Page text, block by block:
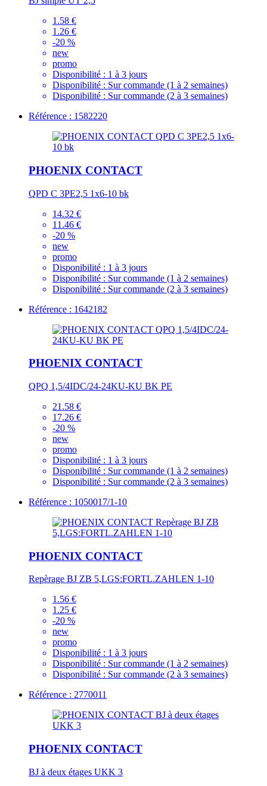
1.58 €
1.26 €
-20 %
new
promo
Disponibilité : 1 à 3 jours
Disponibilité : Sur commande (1 à 2 semaines)
Disponibilité : Sur commande (2 à 3 semaines)
Référence : 1582220
PHOENIX CONTACT
QPD C 3PE2,5 1x6-10 bk
14.32 €
11.46 €
-20 %
new
promo
Disponibilité : 1 à 3 jours
Disponibilité : Sur commande (1 à 2 semaines)
Disponibilité : Sur commande (2 à 3 semaines)
Référence : 1642182
PHOENIX CONTACT
QPQ 1,5/4IDC/24-24KU-KU BK PE
21.58 €
17.26 €
-20 %
new
promo
Disponibilité : 1 à 3 jours
Disponibilité : Sur commande (1 à 2 semaines)
Disponibilité : Sur commande (2 à 3 semaines)
Référence : 1050017/1-10
PHOENIX CONTACT
Repèrage BJ ZB 5,LGS:FORTL.ZAHLEN 1-10
1.56 €
1.25 €
-20 %
new
promo
Disponibilité : 1 à 3 jours
Disponibilité : Sur commande (1 à 2 semaines)
Disponibilité : Sur commande (2 à 3 semaines)
Référence : 2770011
PHOENIX CONTACT
BJ à deux étages UKK 3